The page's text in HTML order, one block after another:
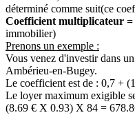
déterminé comme suit(ce
Coefficient multiplicateur =
immobilier)
Prenons un exemple :
Vous venez d'investir dans
Ambérieu-en-Bugey.
Le coefficient est de : 0,7 +
Le loyer maximum exigible
(8.69 € X 0.93) X 84 =